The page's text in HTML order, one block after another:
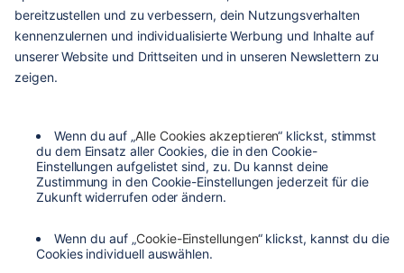
hilfe & service
kontakt
zahlungsarten
datenschutzerklärung
impressum